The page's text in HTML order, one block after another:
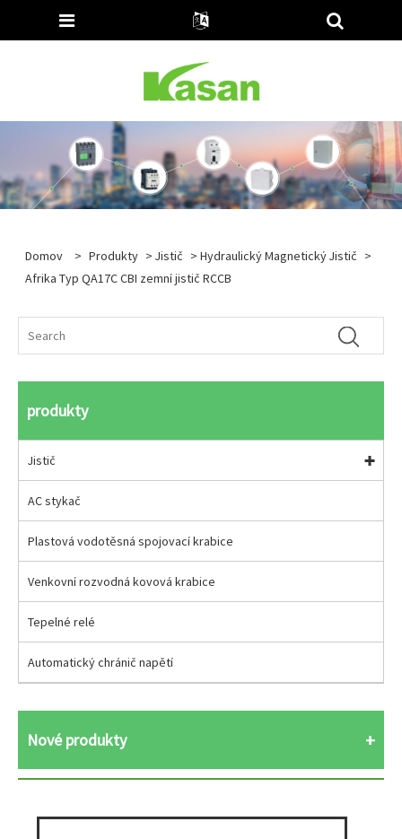
Domov > Produkty >Jistič >Hydraulický Magnetický Jistič >
Afrika Typ QA17C CBI zemní jistič RCCB
produkty
Jistič
AC stykač
Plastová vodotěsná spojovací krabice
Venkovní rozvodná kovová krabice
Tepelné relé
Automatický chránič napětí
Nové produkty